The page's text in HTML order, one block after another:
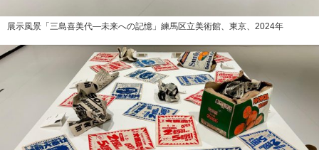
展示風景「三島喜美代―未来への記憶」練馬区立美術館、東京、2024年